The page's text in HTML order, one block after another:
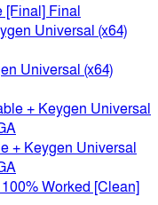
[Final] Final
Universal (x64)
+ Keygen Universal